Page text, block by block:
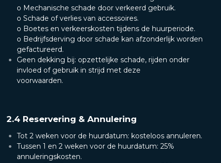
o Mechanische schade door verkeerd gebruik.
o Schade of verlies van accessoires.
o Boetes en verkeerskosten tijdens de huurperiode.
o Bedrijfsderving door schade kan afzonderlijk worden
gefactureerd.
Geen dekking bij: opzettelijke schade, rijden onder
invloed of gebruik in strijd met deze
voorwaarden.
2.4 Reservering & Annulering
Tot 2 weken voor de huurdatum: kosteloos annuleren.
Tussen 1 en 2 weken voor de huurdatum: 25%
annuleringskosten.